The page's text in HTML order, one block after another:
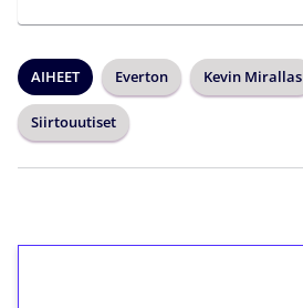
AIHEET Everton Kevin Mirallas
Siirtouutiset